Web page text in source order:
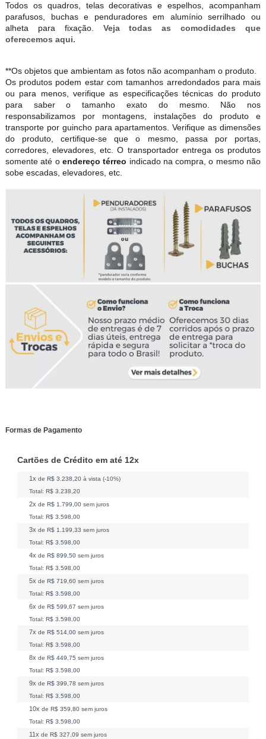
Todos os quadros, telas decorativas e espelhos, acompanham
parafusos, buchas e penduradores em alumínio serrilhado ou
alheta para fixação. Veja todas as comodidades que
oferecemos aqui.
**Os objetos que ambientam as fotos não acompanham o produto.
Os produtos podem estar com tamanhos arredondados para mais
ou para menos, verifique as especificações técnicas do produto
para saber o tamanho exato do mesmo. Não nos
responsabilizamos por montagens, instalações do produto e
transporte por guincho para apartamentos. Verifique as dimensões
do produto, certifique-se que o mesmo, passa por portas,
corredores, elevadores, etc. O transportador entrega os produtos
somente até o endereço térreo indicado na compra, o mesmo não
sobe escadas, elevadores, etc.
Formas de Pagamento
Cartões de Crédito em até 12x
1x de R$ 3.238,20 à vista (-10%)
Total: R$ 3.238,20
2x de R$ 1.799,00 sem juros
Total: R$ 3.598,00
3x de R$ 1.199,33 sem juros
Total: R$ 3.598,00
4x de R$ 899,50 sem juros
Total: R$ 3.598,00
5x de R$ 719,60 sem juros
Total: R$ 3.598,00
6x de R$ 599,67 sem juros
Total: R$ 3.598,00
7x de R$ 514,00 sem juros
Total: R$ 3.598,00
8x de R$ 449,75 sem juros
Total: R$ 3.598,00
9x de R$ 399,78 sem juros
Total: R$ 3.598,00
10x de R$ 359,80 sem juros
Total: R$ 3.598,00
11x de R$ 327,09 sem juros